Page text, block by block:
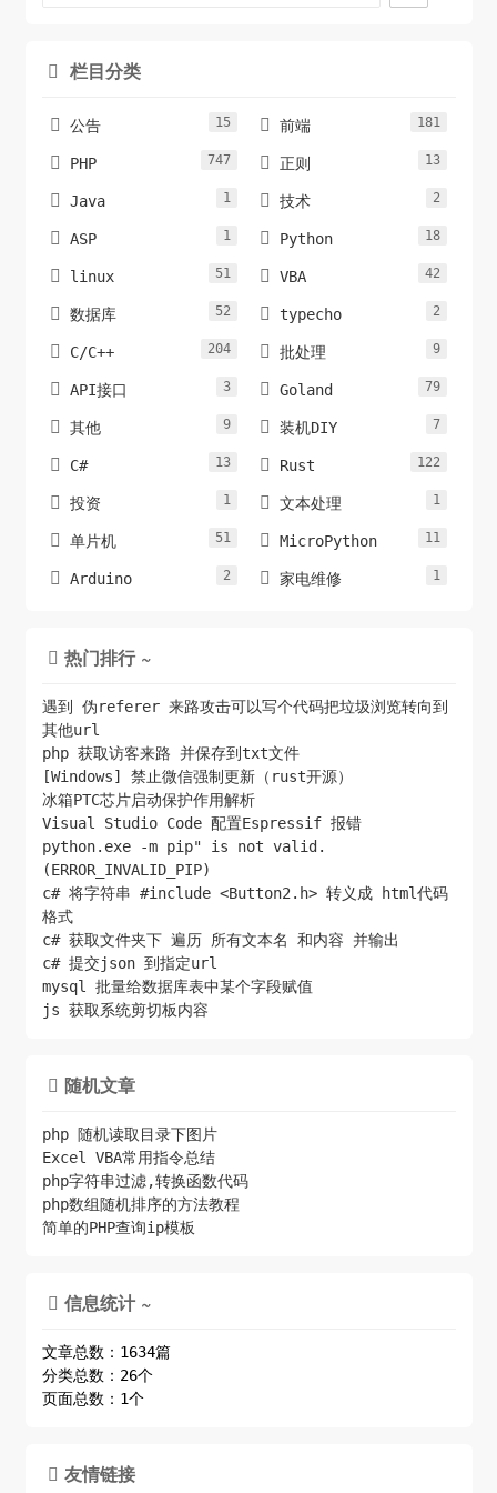
 栏目分类
 公告 15  前端 181
 PHP 747  正则 13
 Java 1  技术 2
 ASP 1  Python 18
 linux 51  VBA 42
 数据库 52  typecho 2
 C/C++ 204  批处理 9
 API接口 3  Goland 79
 其他 9  装机DIY 7
 C# 13  Rust 122
 投资 1  文本处理 1
 单片机 51  MicroPython 11
 Arduino 2  家电维修 1
 热门排行 ~
遇到 伪referer 来路攻击可以写个代码把垃圾浏览转向到
其他url
php 获取访客来路 并保存到txt文件
[Windows] 禁止微信强制更新（rust开源）
冰箱PTC芯片启动保护作用解析
Visual Studio Code 配置Espressif 报错
python.exe -m pip" is not valid.
(ERROR_INVALID_PIP)
c# 将字符串 #include <Button2.h> 转义成 html代码
格式
c# 获取文件夹下 遍历 所有文本名 和内容 并输出
c# 提交json 到指定url
mysql 批量给数据库表中某个字段赋值
js 获取系统剪切板内容
 随机文章
php 随机读取目录下图片
Excel VBA常用指令总结
php字符串过滤,转换函数代码
php数组随机排序的方法教程
简单的PHP查询ip模板
 信息统计 ~
文章总数：1634篇
分类总数：26个
页面总数：1个
 友情链接